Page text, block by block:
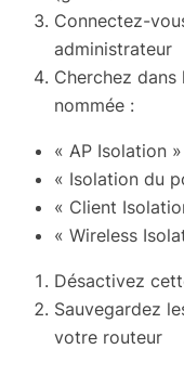
Connectez-
administrateur
Cherchez
nommée :
« AP Isolation »
« Isolation du
« Client
« Wireless
Désactivez
Sauvegardez
votre routeur